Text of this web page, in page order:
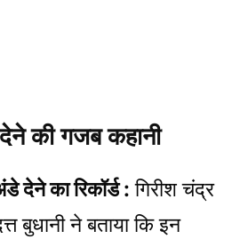
की गजब कहानी
देने का रिकॉर्ड : गिरीश चंद्र
बुधानी ने बताया कि इन